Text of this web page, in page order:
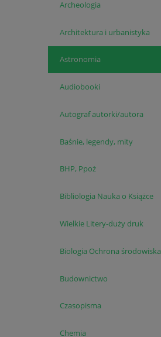
Archeologia
Architektura i urbanistyka
Astronomia
Audiobooki
Autograf autorki/autora
Baśnie, legendy, mity
BHP, Ppoż
Bibliologia Nauka o Książce
Wielkie Litery-duży druk
Biologia Ochrona środowiska
Budownictwo
Czasopisma
Chemia